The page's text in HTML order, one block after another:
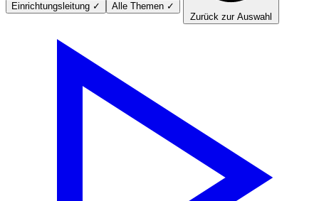
Einrichtungsleitung ✓ Alle Themen ✓
Zurück zur Auswahl